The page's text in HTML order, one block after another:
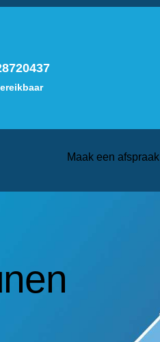
Maak een afspraak